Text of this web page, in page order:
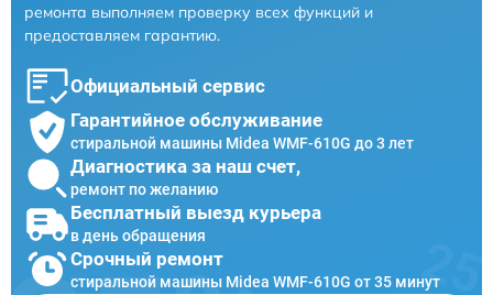
ремонта выполняем проверку всех функций и
предоставляем гарантию.
Официальный сервис
Гарантийное обслуживание
стиральной машины Midea WMF-610G до 3 лет
Диагностика за наш счет,
ремонт по желанию
Бесплатный выезд курьера
в день обращения
Срочный ремонт
стиральной машины Midea WMF-610G от 35 минут